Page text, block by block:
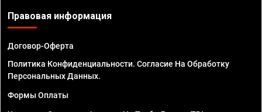
Правовая информация
Договор-Оферта
Политика Конфиденциальности. Согласие На Обработку
Персональных Данных.
Формы Оплаты